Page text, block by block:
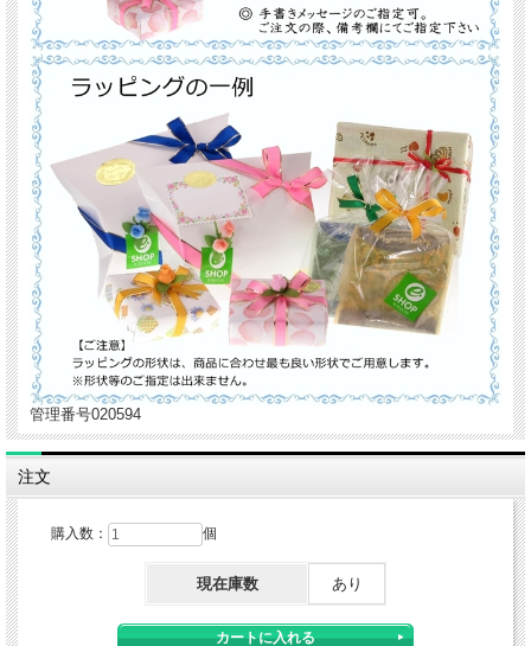
管理番号020594
注文
購入数： 個
現在庫数 あり